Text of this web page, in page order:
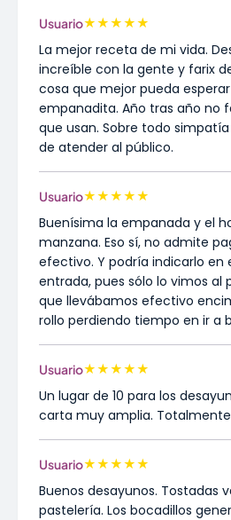
Usuario★★★★★
La mejor receta de mi vida.
increíble con la gente y farix
cosa que mejor pueda
empanadita. Año tras año no
que usan. Sobre todo
de atender al público.
Usuario★★★★★
Buenísima la empanada y el
manzana. Eso sí, no admite
efectivo. Y podría indicarlo en
entrada, pues sólo lo vimos al
que llevábamos efectivo
rollo perdiendo tiempo en ir a
Usuario★★★★★
Un lugar de 10 para los
carta muy amplia.
Usuario★★★★★
Buenos desayunos. Tostadas
pastelería. Los bocadillos